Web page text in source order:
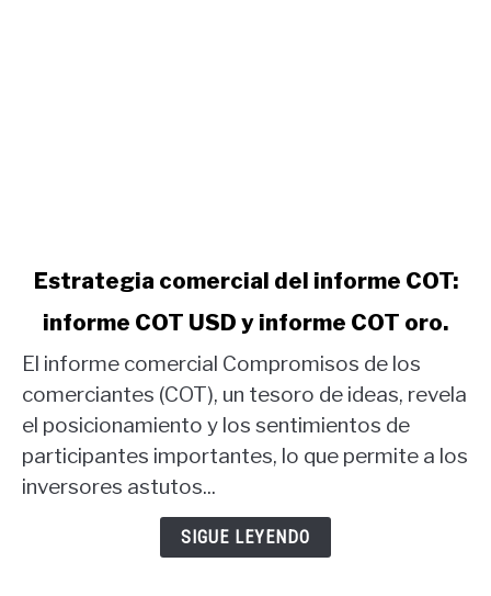
link
Estrategia
del
informe
COT:
informe
COT
Estrategia comercial del informe COT:
informe COT USD y informe COT oro.
El informe comercial Compromisos de los
comerciantes (COT), un tesoro de ideas, revela
el posicionamiento y los sentimientos de
participantes importantes, lo que permite a los
inversores astutos...
SIGUE LEYENDO